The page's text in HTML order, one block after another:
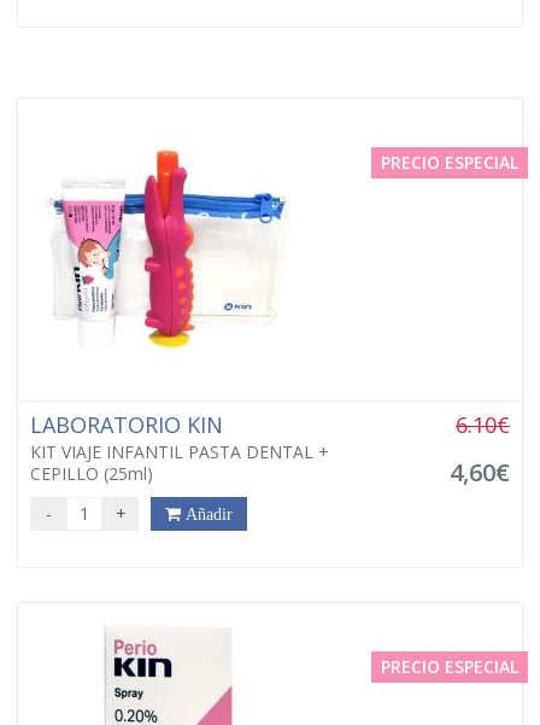
PRECIO ESPECIAL
LABORATORIO KIN
KIT VIAJE INFANTIL PASTA DENTAL +
CEPILLO (25ml)
6.10€
4,60€
- + Añadir
PRECIO ESPECIAL